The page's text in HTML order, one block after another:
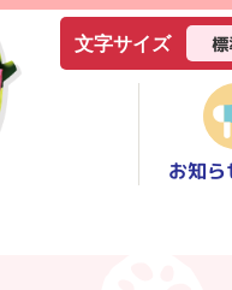
文字サイズ
お知